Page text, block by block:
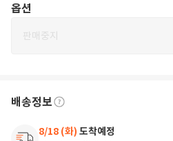
옵션
판매중지
배송정보
8/18 (화) 도착예정